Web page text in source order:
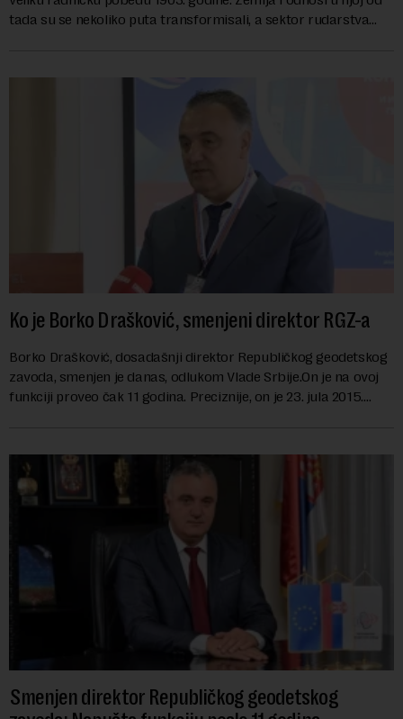
tada su se nekoliko puta transformisali, a sektor rudarstva
Ko je Borko Drašković, smenjeni direktor RGZ-a
Borko Drašković, dosadašnji direktor Republičkog geodetskog
zavoda, smenjen je danas, odlukom Vlade Srbije.On je na ovoj
funkciji proveo čak 11 godina. Preciznije, on je 23. jula 2015.
Smenjen direktor Republičkog geodetskog